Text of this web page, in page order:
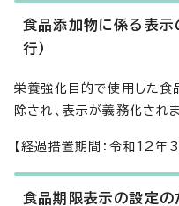
食品添加物に係る表
行）
栄養強化目的で使用した食
除され、表示が義務化されま
【経過措置期間：令和12年
食品期限表示の設定の